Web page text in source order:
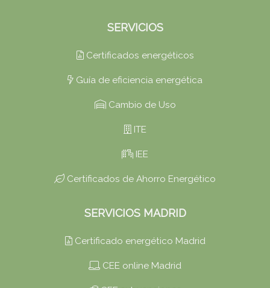
SERVICIOS
Certificados energéticos
Guía de eficiencia energética
Cambio de Uso
ITE
IEE
Certificados de Ahorro Energético
SERVICIOS MADRID
Certificado energético Madrid
CEE online Madrid